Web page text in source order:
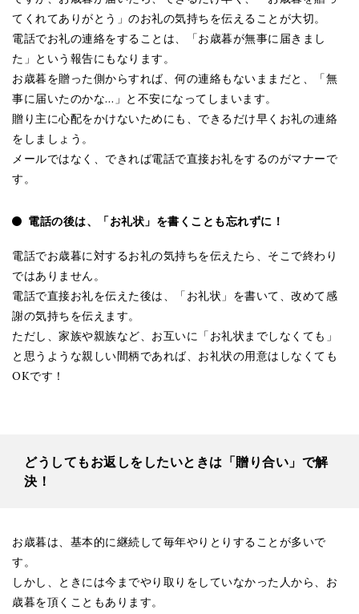
てくれてありがとう」のお礼の気持ちを伝えることが大切。
電話でお礼の連絡をすることは、「お歳暮が無事に届きまし
た」という報告にもなります。
お歳暮を贈った側からすれば、何の連絡もないままだと、「無
事に届いたのかな…」と不安になってしまいます。
贈り主に心配をかけないためにも、できるだけ早くお礼の連絡
をしましょう。
メールではなく、できれば電話で直接お礼をするのがマナーで
す。
電話の後は、「お礼状」を書くことも忘れずに！
電話でお歳暮に対するお礼の気持ちを伝えたら、そこで終わり
ではありません。
電話で直接お礼を伝えた後は、「お礼状」を書いて、改めて感
謝の気持ちを伝えます。
ただし、家族や親族など、お互いに「お礼状までしなくても」
と思うような親しい間柄であれば、お礼状の用意はしなくても
OKです！
どうしてもお返しをしたいときは「贈り合い」で解
決！
お歳暮は、基本的に継続して毎年やりとりすることが多いで
す。
しかし、ときには今までやり取りをしていなかった人から、お
歳暮を頂くこともあります。